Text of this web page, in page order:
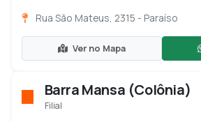
Rua São Mateus, 2315 - Paraíso
Ver no Mapa
Barra Mansa (Colônia)
Filial